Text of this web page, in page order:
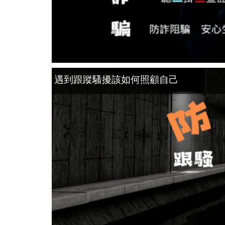
遇到跟蹤騷擾該如何照顧自己